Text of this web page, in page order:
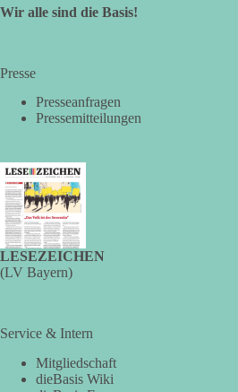
🤝 Jetzt Mitglied werden:
🔗 Quelle:
union-dagegen-a5567640.html
24 3
DieBasis
2 Tage(n) zuvor
❗️ Es ist keine Zensur. Es wurden
Wer den schwarzen Balken kontrolliert,
Geschichte.
Wir alle sind die Basis!
Presse
Presseanfragen
Pressemitteilungen
LESEZEICHEN
(LV Bayern)
Service & Intern
Mitgliedschaft
dieBasis Wiki